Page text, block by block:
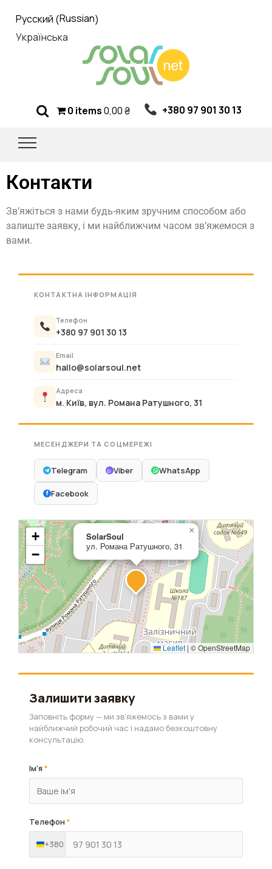
Русский (Russian)
Українська
0 items0,00₴ +380 97 901 30 13
Контакти
Зв’яжіться з нами будь-яким зручним способом або
залиште заявку, і ми найближчим часом зв’яжемося з
вами.
КОНТАКТНА ІНФОРМАЦІЯ
Телефон
+380 97 901 30 13
Email
hallo@solarsoul.net
Адреса
м. Київ, вул. Романа Ратушного, 31
МЕСЕНДЖЕРИ ТА СОЦМЕРЕЖІ
Telegram Viber WhatsApp
Facebook
SolarSoul
ул. Романа Ратушного, 31
×
+
−
Leaflet | © OpenStreetMap
Залишити заявку
Заповніть форму — ми зв'яжемось з вами у
найближчий робочий час і надамо безкоштовну
консультацію.
Ім'я*
Телефон*
+380